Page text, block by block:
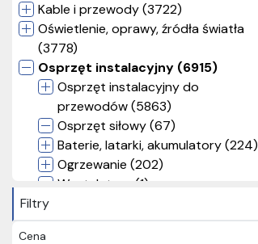
Kable i przewody (3722)
Oświetlenie, oprawy, źródła światła
(3778)
Osprzęt instalacyjny (6915)
Osprzęt instalacyjny do
przewodów (5863)
Osprzęt siłowy (67)
Baterie, latarki, akumulatory (224)
Ogrzewanie (202)
Wentylatory (1)
dzwonki (127)
Filtry
Cena